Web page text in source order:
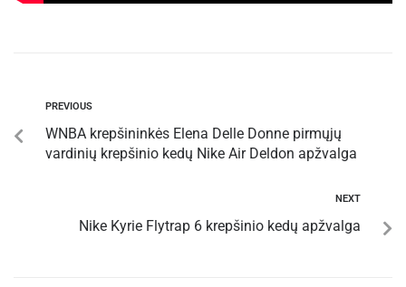
PREVIOUS
WNBA krepšininkės Elena Delle Donne pirmųjų
vardinių krepšinio kedų Nike Air Deldon apžvalga
NEXT
Nike Kyrie Flytrap 6 krepšinio kedų apžvalga